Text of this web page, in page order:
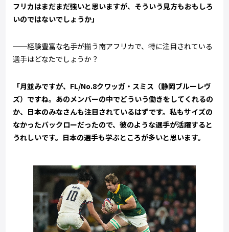
フリカはまだまだ強いと思いますが、そういう見方もおもしろ
いのではないでしょうか」
──経験豊富な名手が揃う南アフリカで、特に注目されている
選手はどなたでしょうか？
「月並みですが、FL/No.8クワッガ・スミス（静岡ブルーレヴ
ズ）ですね。あのメンバーの中でどういう働きをしてくれるの
か、日本のみなさんも注目されているはずです。私もサイズの
なかったバックローだったので、彼のような選手が活躍すると
うれしいです。日本の選手も学ぶところが多いと思います。